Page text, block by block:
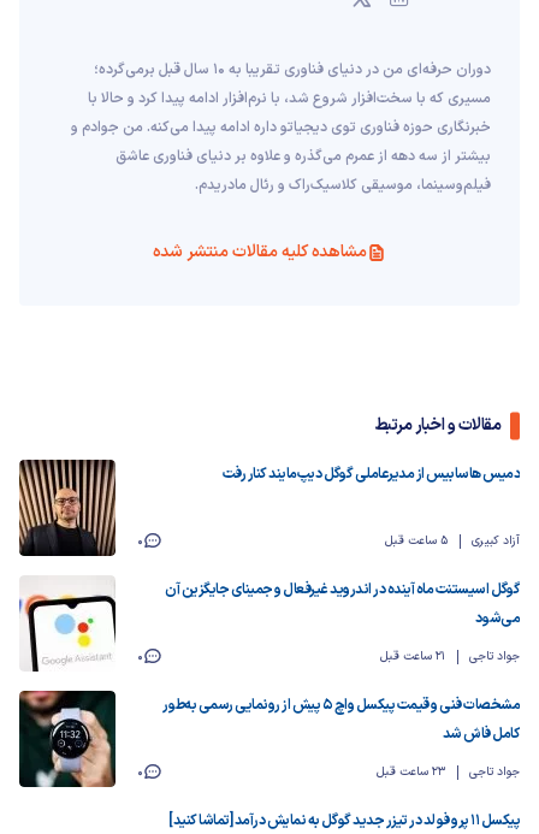
دوران حرفه‌ای من در دنیای فناوری تقریبا به ۱۰ سال قبل برمی‌گرده؛
مسیری که با سخت‌افزار شروع شد، با نرم‌افزار ادامه پیدا کرد و حالا با
خبرنگاری حوزه فناوری توی دیجیاتو داره ادامه پیدا می‌کنه. من جوادم و
بیشتر از سه دهه از عمرم می‌گذره و علاوه بر دنیای فناوری عاشق
فیلم‌و‌سینما، موسیقی کلاسیک‌راک و رئال مادریدم.
مشاهده کلیه مقالات منتشر شده
مقالات و اخبار مرتبط
دمیس هاسابیس از مدیرعاملی گوگل دیپ‌مایند کنار رفت
آزاد کبیری 5 ساعت قبل 0
گوگل اسیستنت ماه آینده در اندروید غیرفعال و جمینای جایگزین آن
می‌شود
جواد تاجی 21 ساعت قبل 0
مشخصات فنی و قیمت پیکسل واچ ۵ پیش از رونمایی رسمی به‌طور
کامل فاش شد
جواد تاجی 23 ساعت قبل 0
پیکسل ۱۱ پرو فولد در تیزر جدید گوگل به نمایش درآمد [تماشا کنید]